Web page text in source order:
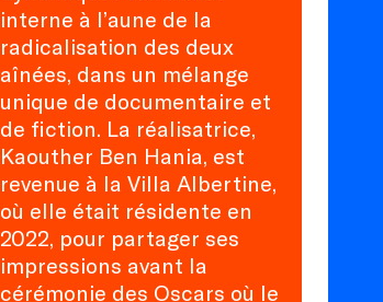
interne à l’aune de la
radicalisation des deux
aînées, dans un mélange
unique de documentaire et
de fiction. La réalisatrice,
Kaouther Ben Hania, est
revenue à la Villa Albertine,
où elle était résidente en
2022, pour partager ses
impressions avant la
cérémonie des Oscars où le